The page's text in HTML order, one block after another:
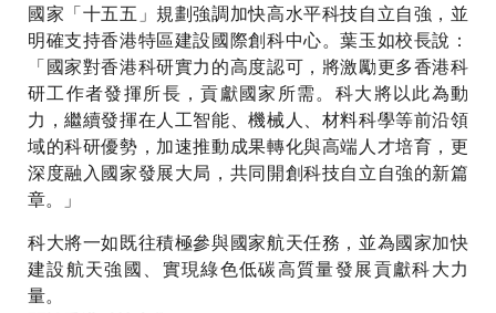
國家「十五五」規劃強調加快高水平科技自立自強，並
明確支持香港特區建設國際創科中心。葉玉如校長說：
「國家對香港科研實力的高度認可，將激勵更多香港科
研工作者發揮所長，貢獻國家所需。科大將以此為動
力，繼續發揮在人工智能、機械人、材料科學等前沿領
域的科研優勢，加速推動成果轉化與高端人才培育，更
深度融入國家發展大局，共同開創科技自立自強的新篇
章。」
科大將一如既往積極參與國家航天任務，並為國家加快
建設航天強國、實現綠色低碳高質量發展貢獻科大力
量。